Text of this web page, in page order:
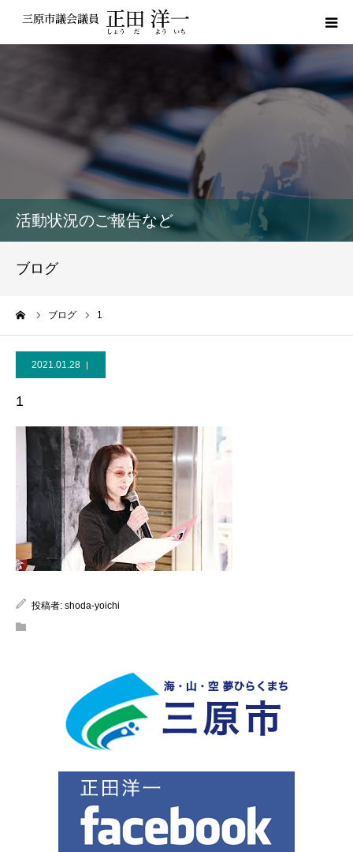
活動状況のご報告など
ブログ
ブログ 1
2021.01.28
1
投稿者: shoda-yoichi
議員レポート
お問い合わせ